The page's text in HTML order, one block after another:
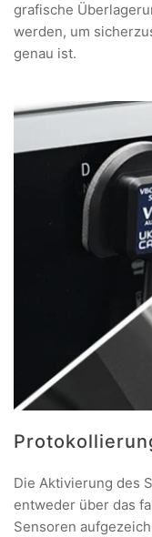
grafische
werden, um
genau ist.
Die Aktivierung des
entweder über das
Sensoren